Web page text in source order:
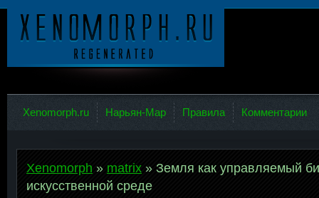
Xenomorph.ru Нарьян-Мар Правила Комментарии
Xenomorph » matrix » Земля как управляемый
искусственной среде